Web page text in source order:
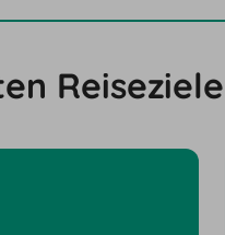
Reiseziele